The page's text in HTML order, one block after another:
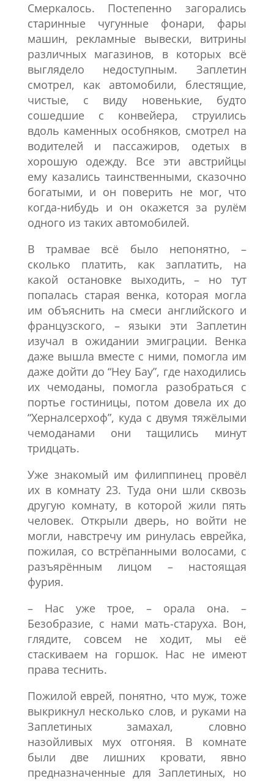
Смеркалось. Постепенно загорались
старинные чугунные фонари, фары
машин, рекламные вывески, витрины
различных магазинов, в которых всё
выглядело недоступным. Заплетин
смотрел, как автомобили, блестящие,
чистые, с виду новенькие, будто
сошедшие с конвейера, струились
вдоль каменных особняков, смотрел на
водителей и пассажиров, одетых в
хорошую одежду. Все эти австрийцы
ему казались таинственными, сказочно
богатыми, и он поверить не мог, что
когда-нибудь и он окажется за рулём
одного из таких автомобилей.
В трамвае всё было непонятно, –
сколько платить, как заплатить, на
какой остановке выходить, – но тут
попалась старая венка, которая могла
им объяснить на смеси английского и
французского, – языки эти Заплетин
изучал в ожидании эмиграции. Венка
даже вышла вместе с ними, помогла им
даже дойти до “Неу Бау”, где находились
их чемоданы, помогла разобраться с
портье гостиницы, потом довела их до
“Херналсерхоф”, куда с двумя тяжёлыми
чемоданами они тащились минут
тридцать.
Уже знакомый им филиппинец провёл
их в комнату 23. Туда они шли сквозь
другую комнату, в которой жили пять
человек. Открыли дверь, но войти не
могли, навстречу им ринулась еврейка,
пожилая, со встрёпанными волосами, с
разъярённым лицом – настоящая
фурия.
– Нас уже трое, – орала она. –
Безобразие, с нами мать-старуха. Вон,
глядите, совсем не ходит, мы её
стаскиваем на горшок. Нас не имеют
права теснить.
Пожилой еврей, понятно, что муж, тоже
выкрикнул несколько слов, и руками на
Заплетиных замахал, словно
назойливых мух отгоняя. В комнате
были две лишних кровати, явно
предназначенные для Заплетиных, но